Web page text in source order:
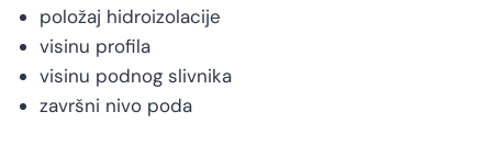
položaj hidroizolacije
visinu profila
visinu podnog slivnika
završni nivo poda